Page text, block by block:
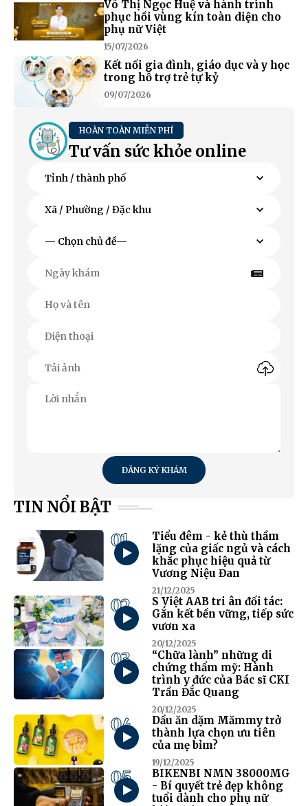
Võ Thị Ngọc Huệ và hành trình
phục hồi vùng kín toàn diện cho
phụ nữ Việt
15/07/2026
Kết nối gia đình, giáo dục và y học
trong hỗ trợ trẻ tự kỷ
09/07/2026
HOÀN TOÀN MIỄN PHÍ
Tư vấn sức khỏe online
ĐĂNG KÝ KHÁM
TIN NỔI BẬT
01
Tiểu đêm - kẻ thù thầm
lặng của giấc ngủ và cách
khắc phục hiệu quả từ
Vương Niệu Đan
21/12/2025
02
S Việt AAB tri ân đối tác:
Gắn kết bền vững, tiếp sức
vươn xa
20/12/2025
03
“Chữa lành” những di
chứng thẩm mỹ: Hành
trình y đức của Bác sĩ CKI
Trần Đắc Quang
20/12/2025
04
Dầu ăn dặm Mămmy trở
thành lựa chọn ưu tiên
của mẹ bỉm?
19/12/2025
05
BIKENBI NMN 38000MG
- Bí quyết trẻ đẹp không
tuổi dành cho phụ nữ